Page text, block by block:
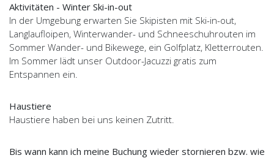
Aktivitäten - Winter Ski-in-out
In der Umgebung erwarten Sie Skipisten mit Ski-in-out,
Langlaufloipen, Winterwander- und Schneeschuhrouten im
Sommer Wander- und Bikewege, ein Golfplatz, Kletterrouten.
Im Sommer lädt unser Outdoor-Jacuzzi gratis zum
Entspannen ein.
Haustiere
Haustiere haben bei uns keinen Zutritt.
Bis wann kann ich meine Buchung wieder stornieren bzw. wie